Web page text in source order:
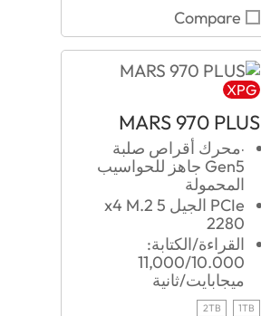
Compare
XPG
MARS 970 PLUS
‧محرك أقراص صلبة
Gen5 جاهز للحواسيب
المحمولة
PCIe الجيل 5 x4 M.2
2280
القراءة/الكتابة:
11,000/10.000
ميجابايت/ثانية
1TB
2TB